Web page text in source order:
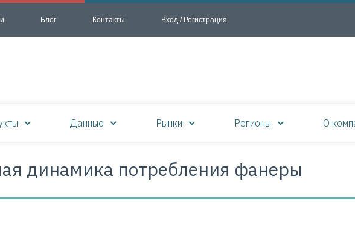
Блог Контакты Вход / Регистрация
Данные Рынки Регионы О
динамика потребления фанеры